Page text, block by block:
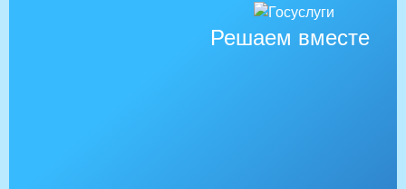
Решаем вместе